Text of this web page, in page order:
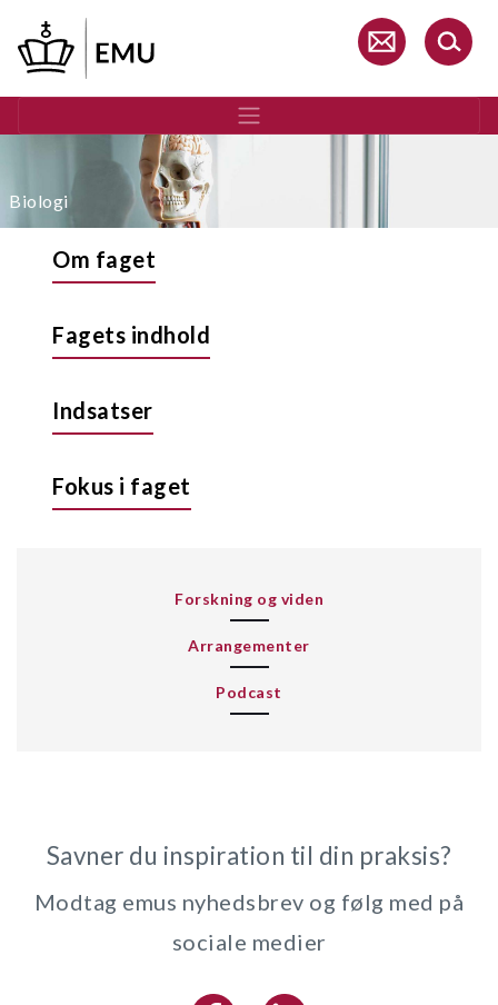
hovedindhold
Biologi
Om faget
Fagets indhold
Indsatser
Fokus i faget
Forskning og viden
Arrangementer
Podcast
Savner du inspiration til din praksis?
Modtag emus nyhedsbrev og følg med på
sociale medier